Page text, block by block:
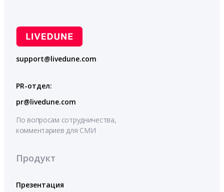
support@livedune.com
PR-отдел:
pr@livedune.com
По вопросам сотрудничества,
комментариев для СМИ
Продукт
Презентация